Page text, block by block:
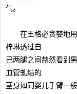
气。
在王格必贪婪地用
梓琳透过自
己两腿之间赫然看到
血管虬结的
茎身如同婴儿手臂一